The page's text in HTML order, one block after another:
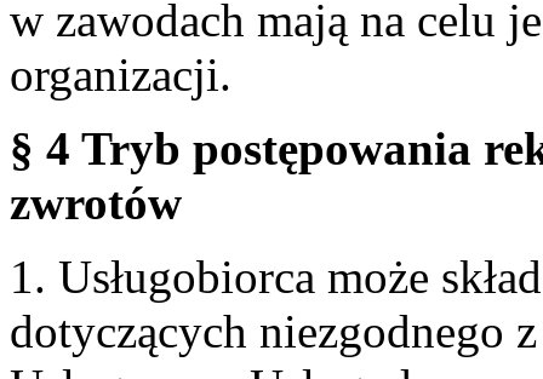
w zawodach mają na celu
organizacji.
§ 4 Tryb postępowania
zwrotów
1. Usługobiorca może
dotyczących niezgodnego